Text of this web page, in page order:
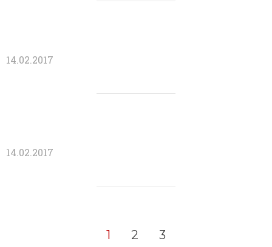
14.02.2017
14.02.2017
1 2 3